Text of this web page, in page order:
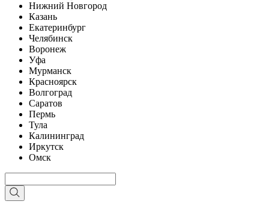
Нижний Новгород
Казань
Екатеринбург
Челябинск
Воронеж
Уфа
Мурманск
Красноярск
Волгоград
Саратов
Пермь
Тула
Калининград
Иркутск
Омск